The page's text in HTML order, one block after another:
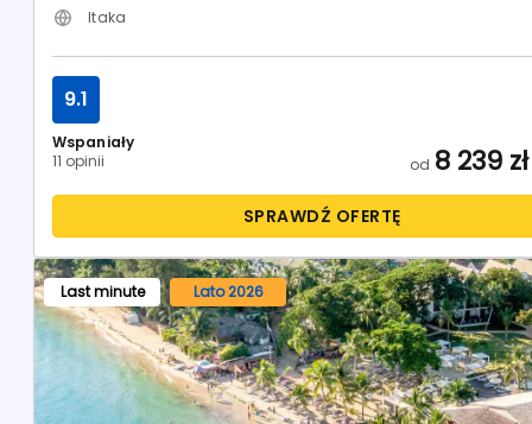
Itaka
Wspaniały
11 opinii
9.1
od 8 239 zł
SPRAWDŹ OFERTĘ
Last minute Lato 2026